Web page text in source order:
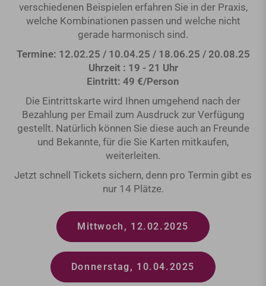
verschiedenen Beispielen erfahren Sie in der Praxis,
welche Kombinationen passen und welche nicht
gerade harmonisch sind.
Termine: 12.02.25 / 10.04.25 / 18.06.25 / 20.08.25
Uhrzeit : 19 - 21 Uhr
Eintritt: 49 €/Person
Die Eintrittskarte wird Ihnen umgehend nach der
Bezahlung per Email zum Ausdruck zur Verfügung
gestellt. Natürlich können Sie diese auch an Freunde
und Bekannte, für die Sie Karten mitkaufen,
weiterleiten.
Jetzt schnell Tickets sichern, denn pro Termin gibt es
nur 14 Plätze.
Mittwoch, 12.02.2025
Donnerstag, 10.04.2025